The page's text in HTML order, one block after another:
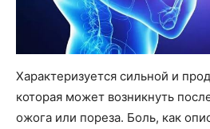
Характеризуется сильной и
которая может возникнуть
ожога или пореза. Боль, как